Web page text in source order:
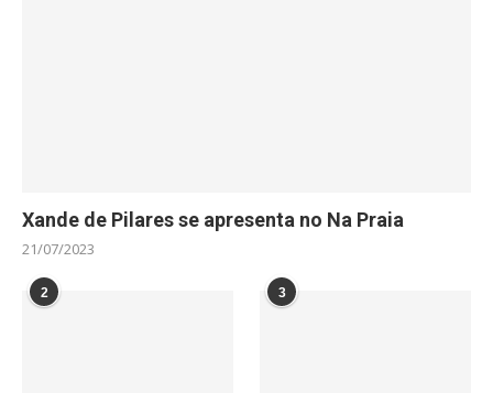
Xande de Pilares se apresenta no Na Praia
21/07/2023
2 3